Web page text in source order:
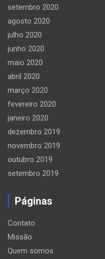
setembro 2020
agosto 2020
julho 2020
junho 2020
maio 2020
abril 2020
março 2020
fevereiro 2020
janeiro 2020
dezembro 2019
novembro 2019
outubro 2019
setembro 2019
Páginas
Contato
Missão
Quem somos